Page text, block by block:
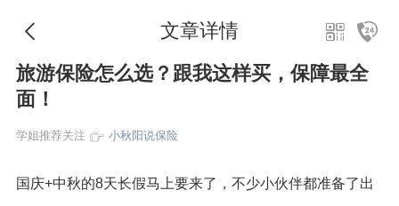
文章详情
旅游保险怎么选？跟我这样买，保障最全
面！
学姐推荐关注 小秋阳说保险
国庆+中秋的8天长假马上要来了，不少小伙伴都准备了出